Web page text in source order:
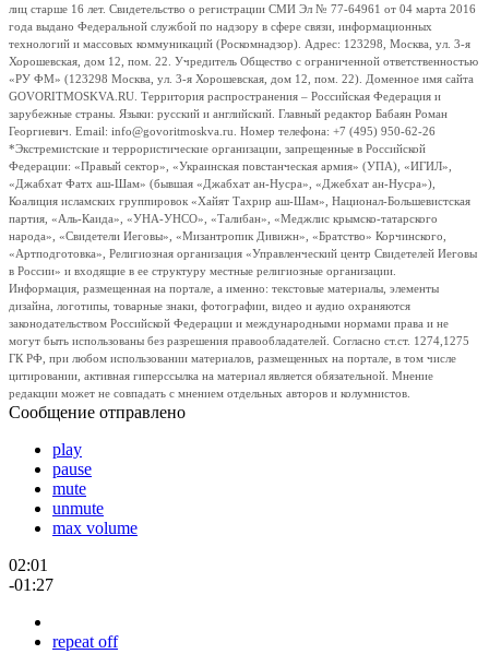
лиц старше 16 лет. Свидетельство о регистрации СМИ Эл № 77-64961 от 04 марта 2016
года выдано Федеральной службой по надзору в сфере связи, информационных
технологий и массовых коммуникаций (Роскомнадзор). Адрес: 123298, Москва, ул. 3-я
Хорошевская, дом 12, пом. 22. Учредитель Общество с ограниченной ответственностью
«РУ ФМ» (123298 Москва, ул. 3-я Хорошевская, дом 12, пом. 22). Доменное имя сайта
GOVORITMOSKVA.RU. Территория распространения – Российская Федерация и
зарубежные страны. Языки: русский и английский. Главный редактор Бабаян Роман
Георгиевич. Email: info@govoritmoskva.ru. Номер телефона: +7 (495) 950-62-26
*Экстремистские и террористические организации, запрещенные в Российской
Федерации: «Правый сектор», «Украинская повстанческая армия» (УПА), «ИГИЛ»,
«Джабхат Фатх аш-Шам» (бывшая «Джабхат ан-Нусра», «Джебхат ан-Нусра»),
Коалиция исламских группировок «Хайят Тахрир аш-Шам», Национал-Большевистская
партия, «Аль-Каида», «УНА-УНСО», «Талибан», «Меджлис крымско-татарского
народа», «Свидетели Иеговы», «Мизантропик Дивижн», «Братство» Корчинского,
«Артподготовка», Религиозная организация «Управленческий центр Свидетелей Иеговы
в России» и входящие в ее структуру местные религиозные организации.
Информация, размещенная на портале, а именно: текстовые материалы, элементы
дизайна, логотипы, товарные знаки, фотографии, видео и аудио охраняются
законодательством Российской Федерации и международными нормами права и не
могут быть использованы без разрешения правообладателей. Согласно ст.ст. 1274,1275
ГК РФ, при любом использовании материалов, размещенных на портале, в том числе
цитировании, активная гиперссылка на материал является обязательной. Мнение
редакции может не совпадать с мнением отдельных авторов и колумнистов.
Сообщение отправлено
play
pause
mute
unmute
max volume
02:01
-01:27
repeat off